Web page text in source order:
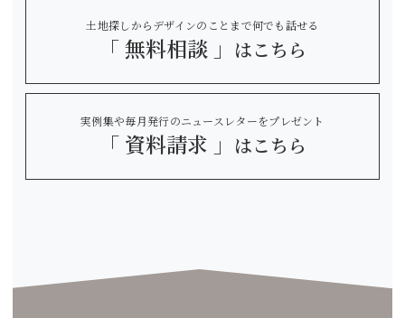
土地探しからデザインのことまで何でも話せる
「 無料相談 」 はこちら
実例集や毎月発行のニュースレターをプレゼント
「 資料請求 」 はこちら